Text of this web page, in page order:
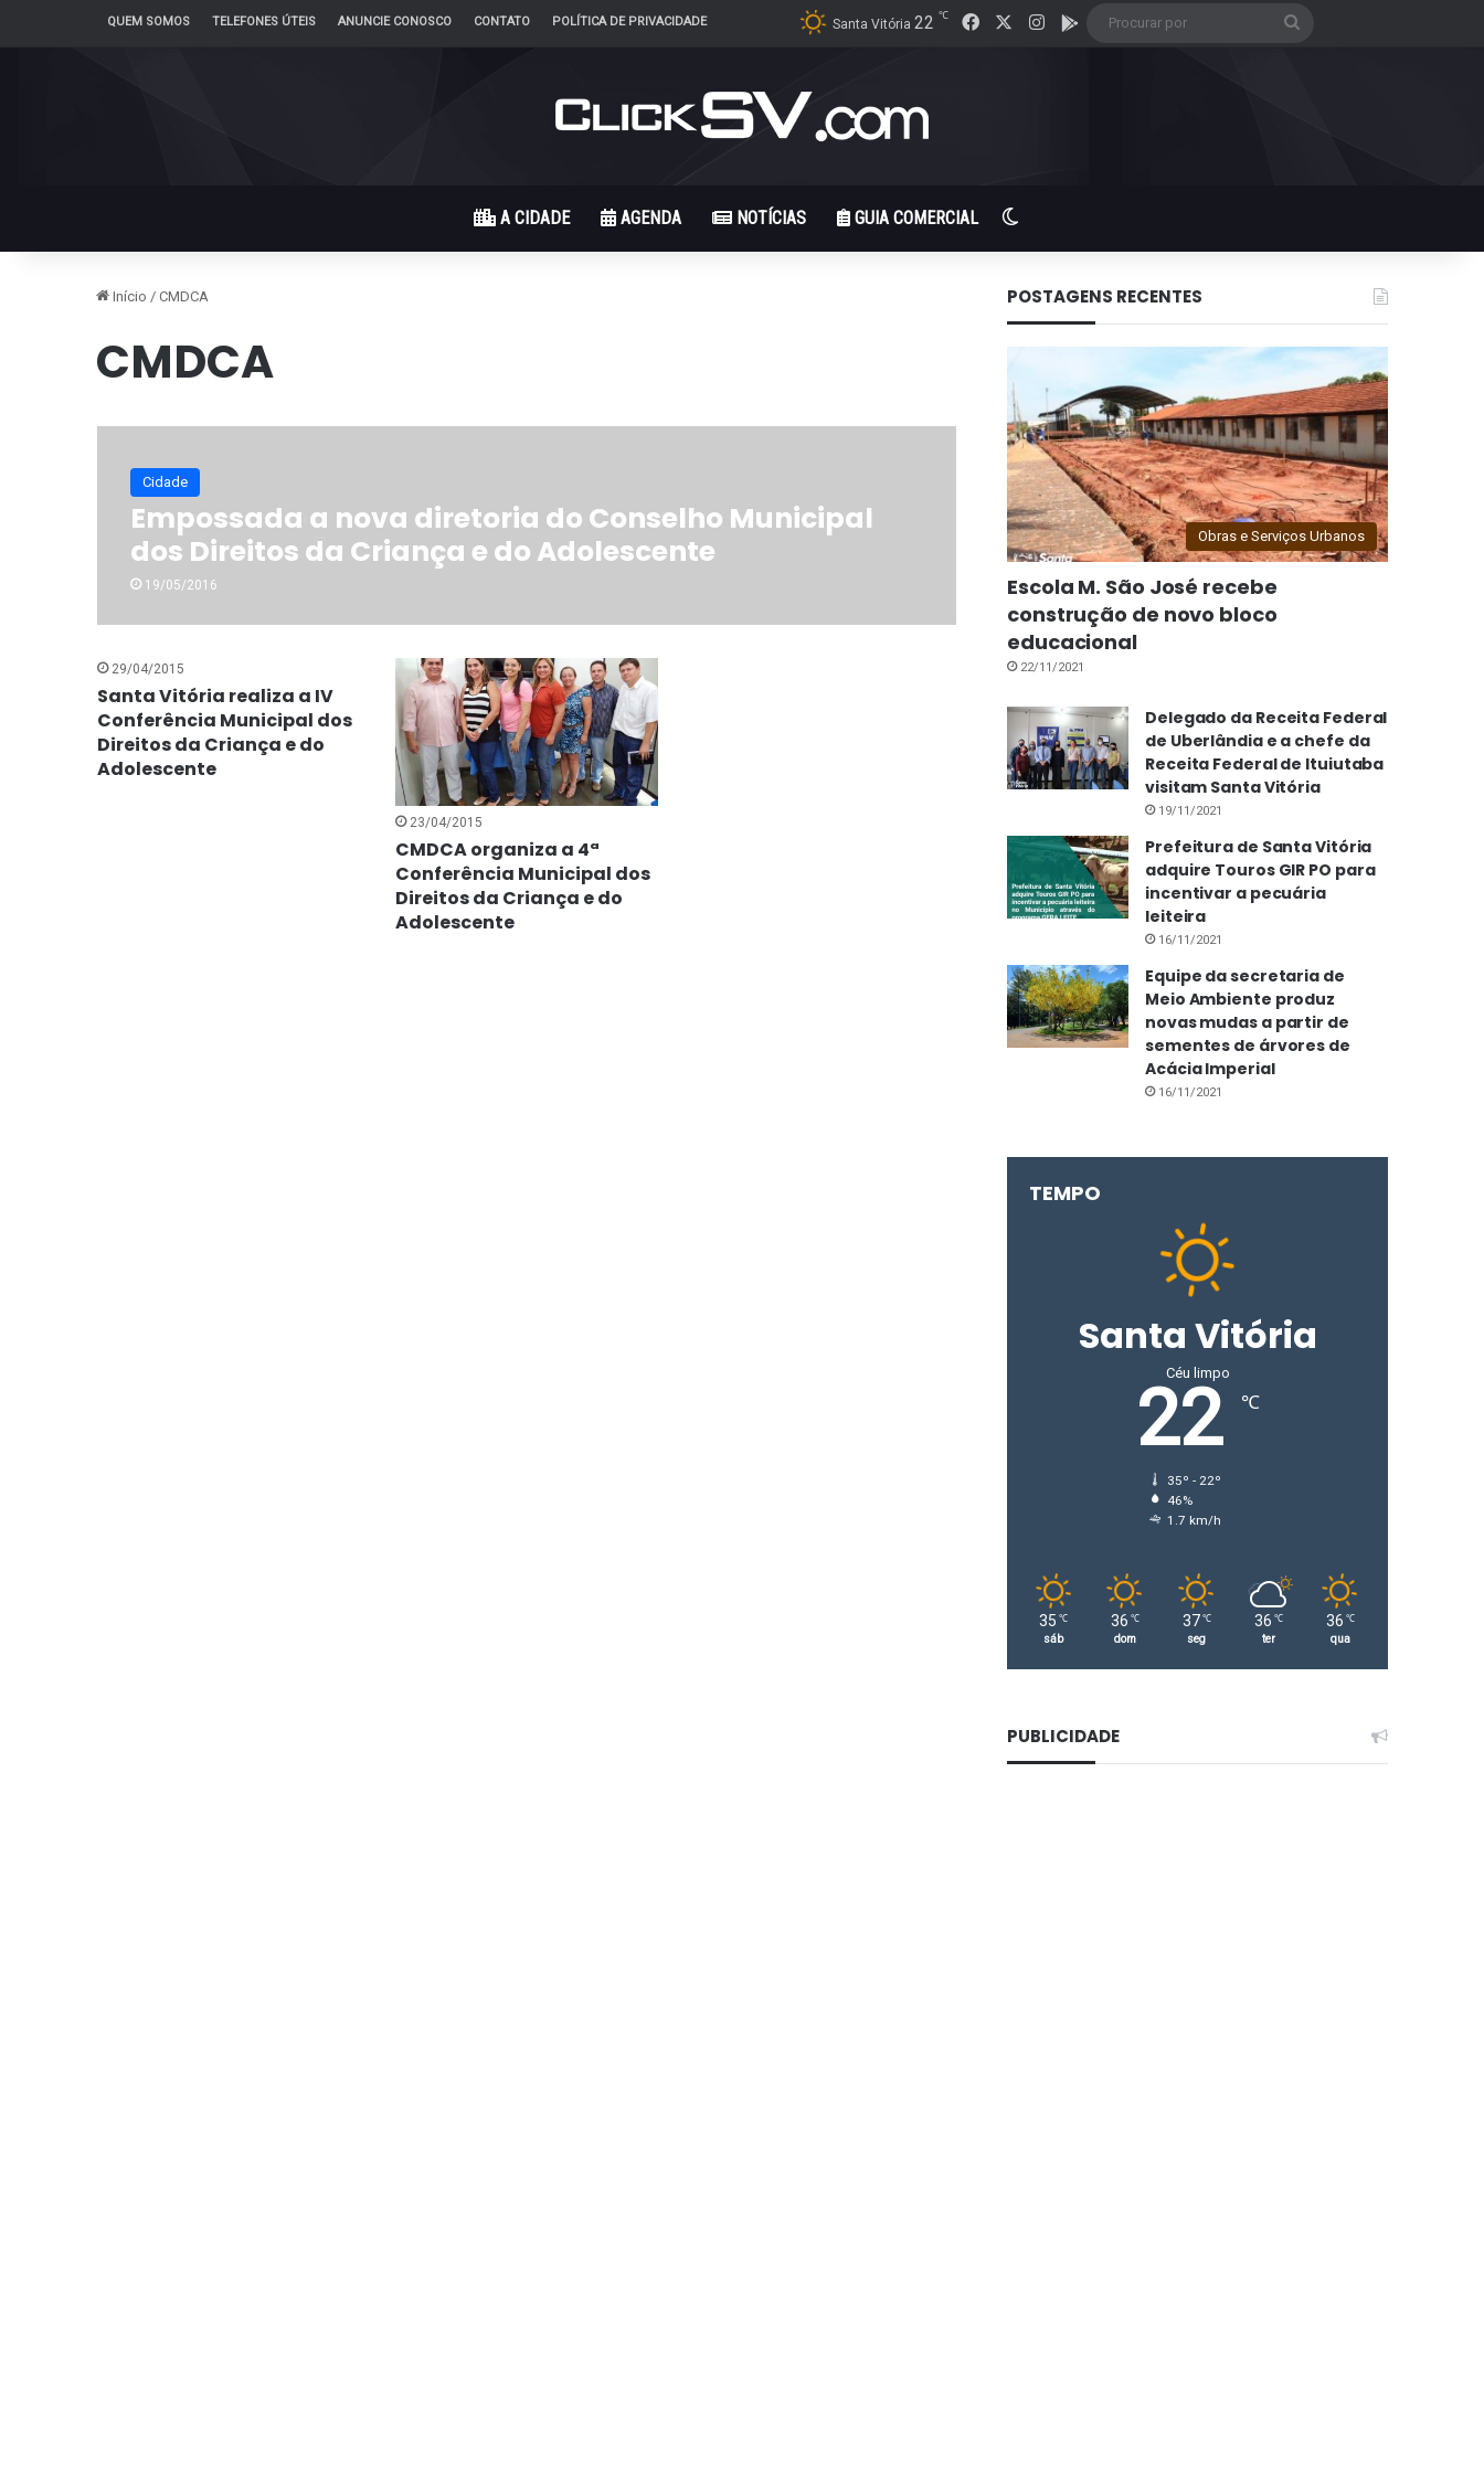
QUEM SOMOS TELEFONES ÚTEIS ANUNCIE CONOSCO CONTATO POLÍTICA DE PRIVACIDADE Santa Vitória 22 ℃ FacebookInstagramGoogle Play
Procurar
A CIDADE AGENDA NOTÍCIAS GUIA COMERCIAL
Início / CMDCA
CMDCA
Cidade
Empossada a nova diretoria do Conselho Municipal
dos Direitos da Criança e do Adolescente
19/05/2016
29/04/2015
Santa Vitória realiza a IV
Conferência Municipal dos
Direitos da Criança e do
Adolescente
23/04/2015
CMDCA organiza a 4ª
Conferência Municipal dos
Direitos da Criança e do
Adolescente
POSTAGENS RECENTES
Obras e Serviços Urbanos
Escola M. São José recebe
construção de novo bloco
educacional
22/11/2021
Delegado da Receita Federal
de Uberlândia e a chefe da
Receita Federal de Ituiutaba
visitam Santa Vitória
19/11/2021
Prefeitura de Santa Vitória
adquire Touros GIR PO para
incentivar a pecuária
leiteira
16/11/2021
Equipe da secretaria de
Meio Ambiente produz
novas mudas a partir de
sementes de árvores de
Acácia Imperial
16/11/2021
TEMPO
Santa Vitória
Céu limpo
22 ℃
35º - 22º
46%
1.7 km/h
35 ℃
sáb
36 ℃
dom
37 ℃
seg
36 ℃
ter
36 ℃
qua
PUBLICIDADE